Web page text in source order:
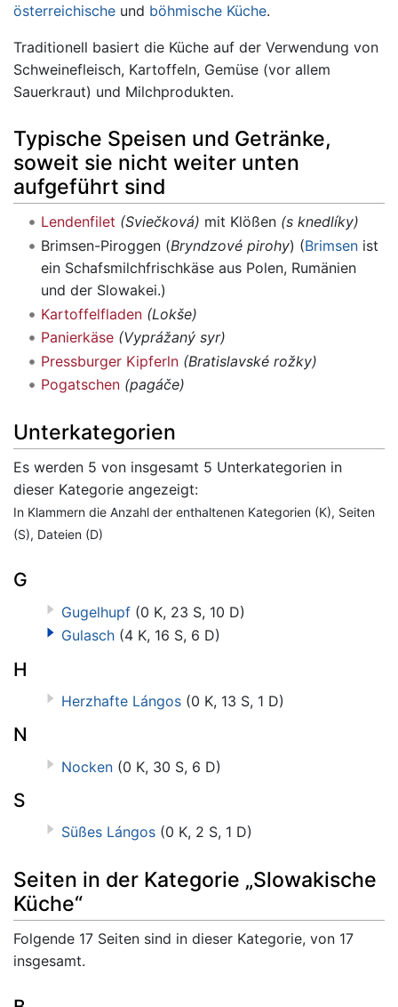
österreichische und böhmische Küche.
Traditionell basiert die Küche auf der Verwendung von
Schweinefleisch, Kartoffeln, Gemüse (vor allem
Sauerkraut) und Milchprodukten.
Typische Speisen und Getränke,
soweit sie nicht weiter unten
aufgeführt sind
Lendenfilet (Sviečková) mit Klößen (s knedlíky)
Brimsen-Piroggen (Bryndzové pirohy) (Brimsenist
ein Schafsmilchfrischkäse aus Polen, Rumänien
und der Slowakei.)
Kartoffelfladen (Lokše)
Panierkäse (Vyprážaný syr)
Pressburger Kipferln (Bratislavské rožky)
Pogatschen (pagáče)
Unterkategorien
Es werden 5 von insgesamt 5 Unterkategorien in
dieser Kategorie angezeigt:
In Klammern die Anzahl der enthaltenen Kategorien (K), Seiten
(S), Dateien (D)
G
Gugelhupf (0 K, 23 S, 10 D)
Gulasch (4 K, 16 S, 6 D)
H
Herzhafte Lángos (0 K, 13 S, 1 D)
N
Nocken (0 K, 30 S, 6 D)
S
Süßes Lángos (0 K, 2 S, 1 D)
Seiten in der Kategorie „Slowakische
Küche“
Folgende 17 Seiten sind in dieser Kategorie, von 17
insgesamt.